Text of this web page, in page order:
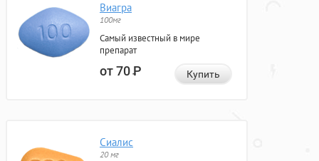
Виагра
100мг
Самый известный в мире
препарат
от 70Р Купить
Сиалис
20 мг